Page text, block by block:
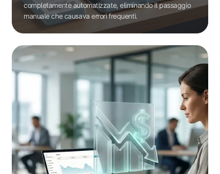
completamente automatizzate, eliminando il passaggio
manuale che causava errori frequenti.